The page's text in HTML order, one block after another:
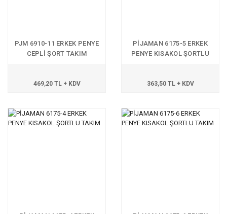
PJM 6910-11 ERKEK PENYE
CEPLİ ŞORT TAKIM
469,20 TL + KDV
PİJAMAN 6175-5 ERKEK
PENYE KISAKOL ŞORTLU
363,50 TL + KDV